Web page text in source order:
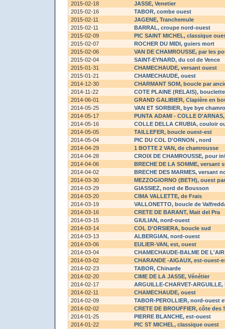
2015-02-18
JASSE, Venetier
2015-02-16
TABOR, combe ouest
2015-02-11
JAGENE, Tranchemule
2015-02-11
BARRAL, croupe nord-ouest
2015-02-09
PIC SAINT MICHEL, classique
2015-02-07
ROCHER DU MIDI, guiers mort
2015-02-06
VAN DE CHAMROUSSE, par les
2015-02-04
SAINT-EYNARD, du col de Vence
2015-01-31
CHAMECHAUDE, versant ouest
2015-01-21
CHAMECHAUDE, ouest
2014-12-30
CHARMANT SOM, boucle par
2014-11-22
COTE PLAINE (RELAIS),
2014-06-01
GRAND GALIBIER, Clapière en
2014-05-25
VAN ET SORBIER, bye bye
2014-05-17
PUNTA ADAMI - COLLE D'ARNAS
2014-05-16
COLLE DELLA CRUBIA, couloir
2014-05-05
TAILLEFER, boucle ouest-est
2014-05-04
PIC DU COL D'ORNON , nord
2014-04-29
1 BOTTE 2 VAN, de chamrousse
2014-04-28
CROIX DE CHAMROUSSE, pour
2014-04-06
BRECHE DE LA SOMME, versant
2014-04-02
BRECHE DES MARMES, versant
2014-03-30
MEZZOGIORNO (BETH), ouest
2014-03-29
GIASSIEZ, nord de Bousson
2014-03-20
CIMA VALLETTE, de Frais
2014-03-19
VALLONETTO, boucle de
2014-03-16
CRETE DE BARANT, Mait del Pra
2014-03-15
GIULIAN, nord-ouest
2014-03-14
COL D'ORSIERA, boucle sud
2014-03-13
ALBERGIAN, nord-ouest
2014-03-06
EULIER-VAN, est, ouest
2014-03-04
CHAMECHAUDE-BALME DE L'AIR
2014-03-02
CHARANDE -AIGAUX, est-ouest-
2014-02-23
TABOR, Chinarde
2014-02-20
CIME DE LA JASSE, Vénétier
2014-02-17
ARGUILLE-CHARVET-ARGUILLE,
2014-02-11
CHAMECHAUDE, ouest
2014-02-09
TABOR-PEROLLIER, nord-ouest
2014-02-02
CRETE DE BROUFFIER, côte des
2014-01-25
PIERRE BLANCHE, est-ouest
2014-01-22
PIC ST MICHEL, classique ouest